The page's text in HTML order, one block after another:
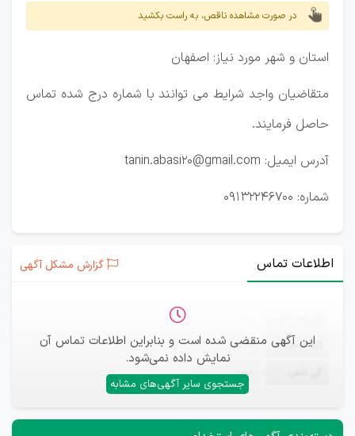
در صورت مشاهده ناقص، به راست بکشید
استان و شهر مورد نیاز: اصفهان
متقاضیان واجد شرایط می توانند با شماره درج شده تماس
حاصل فرمایند.
آدرس ایمیل: tanin.abasi20@gmail.com
شماره: 09132246700
اطلاعات تماس گزارش مشکل آگهی
این آگهی منقضی شده است و بنابراین اطلاعات تماس آن
نمایش داده نمی‌شود.
جستجوی سایر آگهی‌های مشابه
ایمیل —
—